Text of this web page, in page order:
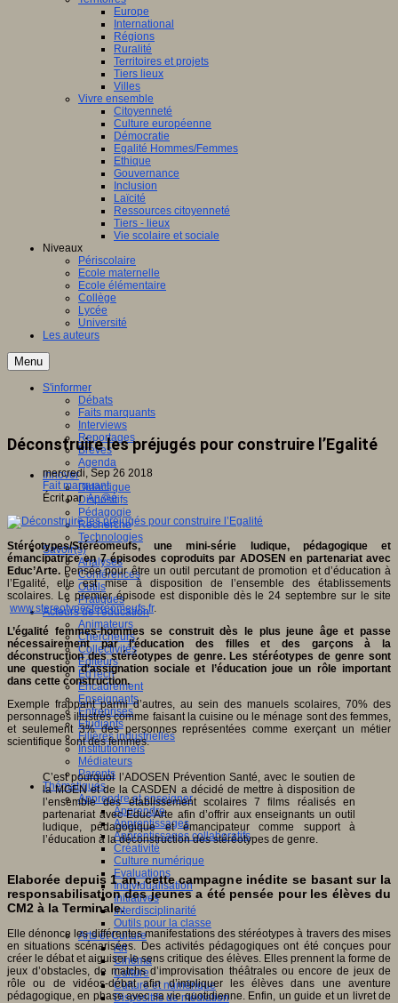
Europe
International
Régions
Ruralité
Territoires et projets
Tiers lieux
Villes
Vivre ensemble
Citoyenneté
Culture européenne
Démocratie
Egalité Hommes/Femmes
Ethique
Gouvernance
Inclusion
Laïcité
Ressources citoyenneté
Tiers - lieux
Vie scolaire et sociale
Niveaux
Périscolaire
Ecole maternelle
Ecole élémentaire
Collège
Lycée
Université
Les auteurs
Menu
S'informer
Débats
Faits marquants
Interviews
Reportages
Brèves
Agenda
Innover
Didactique
Dispositifs
Pédagogie
Recherche
Technologies
Savoir(s)
Analyses
Conférences
Outils
Pratiques
Acteurs de l'éducation
Animateurs
Chercheurs
Collectivités
Editeurs
EdTech
Encadrement
Enseignants
Entreprises
Etudiants
Filières industrielles
Institutionnels
Médiateurs
Parents
Thématiques
Apprendre et enseigner
Apprendre
Apprentissages
Apprentissages collaboratifs
Créativité
Culture numérique
Evaluations
Individualisation
Initiatives
Interdisciplinarité
Outils pour la classe
Arts et Culture
Art
Cinéma
Culture
Culture et numérique
Dispositifs de médiation
Déconstruire les préjugés pour construire l’Egalité
mercredi, Sep 26 2018
Fait marquant
Écrit parAn@é
Stéréotypes/Stéréomeufs, une mini-série ludique, pédagogique et
émancipatrice en 7 épisodes coproduits par ADOSEN en partenariat avec
Educ’Arte. Pensée pour être un outil percutant de promotion et d’éducation à
l’Egalité, elle est mise à disposition de l’ensemble des établissements
scolaires. Le premier épisode est disponible dès le 24 septembre sur le site
www.stereotypestereomeufs.fr.
L’égalité femmes-hommes se construit dès le plus jeune âge et passe
nécessairement par l’éducation des filles et des garçons à la
déconstruction des stéréotypes de genre. Les stéréotypes de genre sont
une question d’assignation sociale et l’éducation joue un rôle important
dans cette construction.
Exemple frappant parmi d’autres, au sein des manuels scolaires, 70% des
personnages illustrés comme faisant la cuisine ou le ménage sont des femmes,
et seulement 3% des personnes représentées comme exerçant un métier
scientifique sont des femmes.
C’est pourquoi l’ADOSEN Prévention Santé, avec le soutien de
la MGEN et de la CASDEN a décidé de mettre à disposition de
l’ensemble des établissement scolaires 7 films réalisés en
partenariat avec Educ’Arte afin d’offrir aux enseignants un outil
ludique, pédagogique et émancipateur comme support à
l’éducation à la déconstruction des stéréotypes de genre.
Elaborée depuis 1 an, cette campagne inédite se basant sur la
responsabilisation des jeunes a été pensée pour les élèves du
CM2 à la Terminale.
Elle dénonce les différentes manifestations des stéréotypes à travers des mises
en situations scénarisées. Des activités pédagogiques ont été conçues pour
créer le débat et aiguiser le sens critique des élèves. Elles prennent la forme de
jeux d’obstacles, de matchs d’improvisation théâtrales ou encore de jeux de
rôle ou de vidéos-débat afin d’impliquer les élèves dans une aventure
pédagogique, en phase avec sa vie quotidienne. Enfin, un guide et un livret de